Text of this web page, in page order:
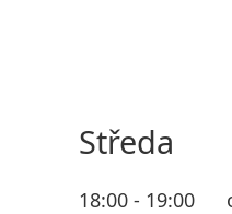
Středa
18:00 - 19:00